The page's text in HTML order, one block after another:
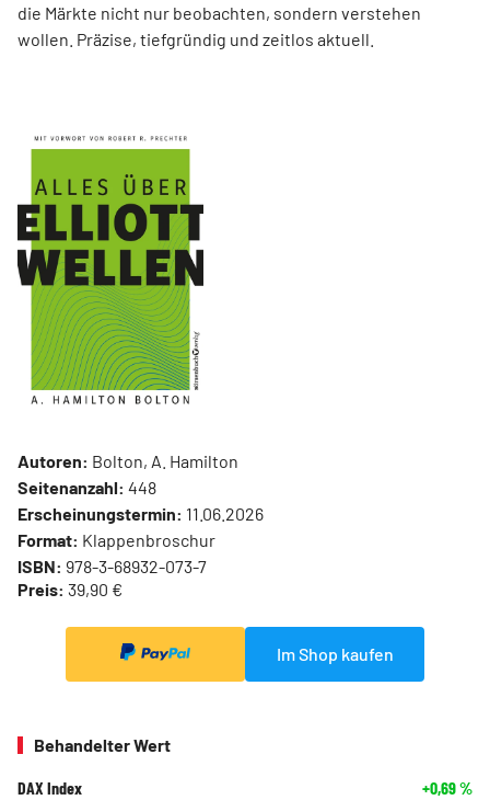
die Märkte nicht nur beobachten, sondern verstehen
wollen. Präzise, tiefgründig und zeitlos aktuell.
Autoren: Bolton, A. Hamilton
Seitenanzahl: 448
Erscheinungstermin: 11.06.2026
Format: Klappenbroschur
ISBN: 978-3-68932-073-7
Preis: 39,90 €
Im Shop kaufen
Behandelter Wert
DAX Index +0,69%